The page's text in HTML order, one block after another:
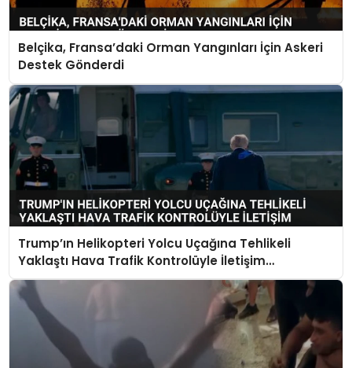
Belçika, Fransa’daki Orman Yangınları İçin Askeri
Destek Gönderdi
Trump’ın Helikopteri Yolcu Uçağına Tehlikeli
Yaklaştı Hava Trafik Kontrolüyle İletişim
Kurulamadı